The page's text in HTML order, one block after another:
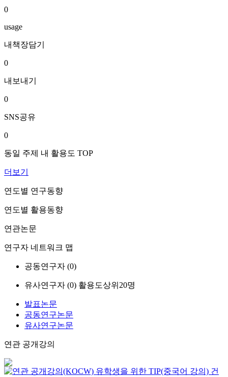
0
usage
내책장담기
0
내보내기
0
SNS공유
0
동일 주제 내 활용도 TOP
더보기
연도별 연구동향
연도별 활용동향
연관논문
연구자 네트워크 맵
공동연구자 (0)
유사연구자 (0) 활용도상위20명
발표논문
공동연구논문
유사연구논문
연관 공개강의
유학생을 위한 TIP(중국어 강의) 건